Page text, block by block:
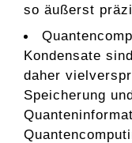
so äußerst
Kondensate
daher
Speicherung